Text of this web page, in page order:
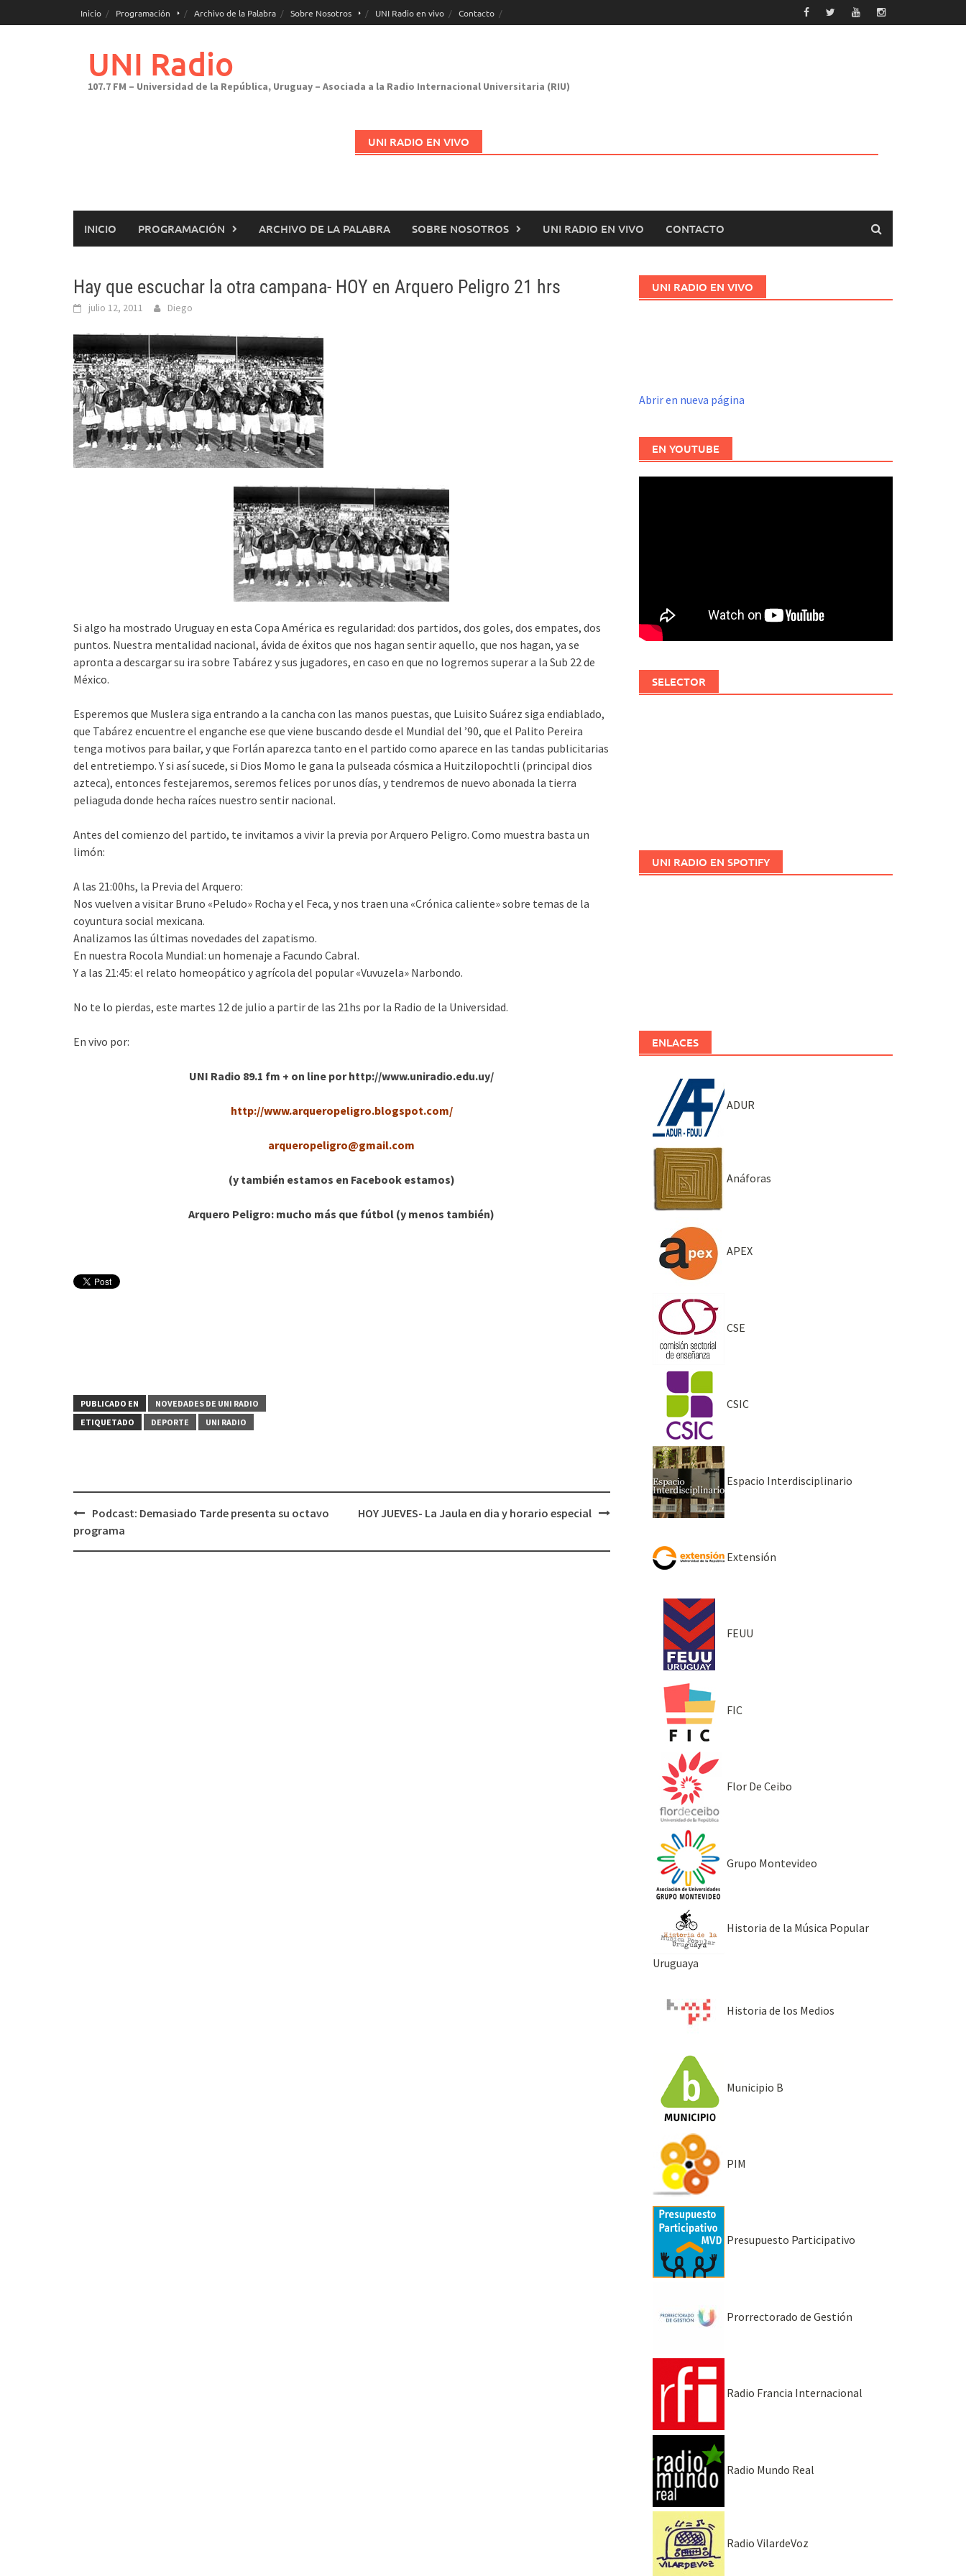
al
Inicio Programación Archivo de la Palabra Sobre Nosotros UNI Radio en vivo Contacto
UNI Radio
107.7 FM – Universidad de la República, Uruguay – Asociada a la Radio Internacional Universitaria (RIU)
UNI RADIO EN VIVO
INICIO PROGRAMACIÓN ARCHIVO DE LA PALABRA SOBRE NOSOTROS UNI RADIO EN VIVO CONTACTO
Hay que escuchar la otra campana- HOY en Arquero Peligro 21 hrs
julio 12, 2011 Diego
Si algo ha mostrado Uruguay en esta Copa América es regularidad: dos partidos, dos goles, dos empates, dos
puntos. Nuestra mentalidad nacional, ávida de éxitos que nos hagan sentir aquello, que nos hagan, ya se
apronta a descargar su ira sobre Tabárez y sus jugadores, en caso en que no logremos superar a la Sub 22 de
México.
Esperemos que Muslera siga entrando a la cancha con las manos puestas, que Luisito Suárez siga endiablado,
que Tabárez encuentre el enganche ese que viene buscando desde el Mundial del ’90, que el Palito Pereira
tenga motivos para bailar, y que Forlán aparezca tanto en el partido como aparece en las tandas publicitarias
del entretiempo. Y si así sucede, si Dios Momo le gana la pulseada cósmica a Huitzilopochtli (principal dios
azteca), entonces festejaremos, seremos felices por unos días, y tendremos de nuevo abonada la tierra
peliaguda donde hecha raíces nuestro sentir nacional.
Antes del comienzo del partido, te invitamos a vivir la previa por Arquero Peligro. Como muestra basta un
limón:
A las 21:00hs, la Previa del Arquero:
Nos vuelven a visitar Bruno «Peludo» Rocha y el Feca, y nos traen una «Crónica caliente» sobre temas de la
coyuntura social mexicana.
Analizamos las últimas novedades del zapatismo.
En nuestra Rocola Mundial: un homenaje a Facundo Cabral.
Y a las 21:45: el relato homeopático y agrícola del popular «Vuvuzela» Narbondo.
No te lo pierdas, este martes 12 de julio a partir de las 21hs por la Radio de la Universidad.
En vivo por:
UNI Radio 89.1 fm + on line por http://www.uniradio.edu.uy/
http://www.arqueropeligro.blogspot.com/
arqueropeligro@gmail.com
(y también estamos en Facebook estamos)
Arquero Peligro: mucho más que fútbol (y menos también)
PUBLICADO EN
NOVEDADES DE UNI RADIO
ETIQUETADO
DEPORTE UNI RADIO
Navegación
de
Podcast: Demasiado Tarde presenta su octavo
programa
HOY JUEVES- La Jaula en dia y horario especial
UNI RADIO EN VIVO
Abrir en nueva página
EN YOUTUBE
SELECTOR
UNI RADIO EN SPOTIFY
ENLACES
ADUR
Anáforas
APEX
CSE
CSIC
Espacio Interdisciplinario
Extensión
FEUU
FIC
Flor De Ceibo
Grupo Montevideo
Historia de la Música Popular
Uruguaya
Historia de los Medios
Municipio B
PIM
Presupuesto Participativo
Prorrectorado de Gestión
Radio Francia Internacional
Radio Mundo Real
Radio VilardeVoz